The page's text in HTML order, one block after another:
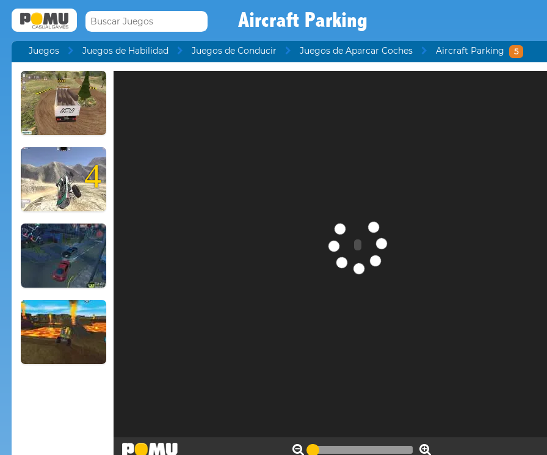
Aircraft Parking
Juegos Juegos de Habilidad Juegos de Conducir Juegos de Aparcar Coches Aircraft Parking 5
4